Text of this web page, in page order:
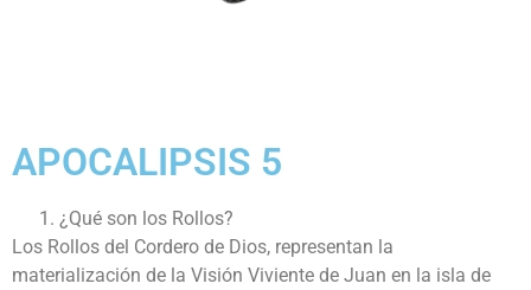
APOCALIPSIS 5
¿Qué son los Rollos?
Los Rollos del Cordero de Dios, representan la
materialización de la Visión Viviente de Juan en la isla de